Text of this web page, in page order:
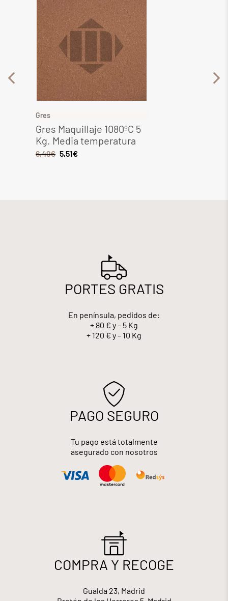
Gres
Gres Maquillaje 1080ºC 5
Kg. Media temperatura
6,49€ 5,51€
PORTES GRATIS
En península, pedidos de:
+ 80 € y – 5 Kg
+ 120 € y – 10 Kg
PAGO SEGURO
Tu pago está totalmente
asegurado con nosotros
COMPRA Y RECOGE
Gualda 23, Madrid